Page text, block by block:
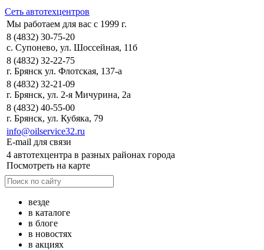
Сеть автотехцентров
Мы работаем для вас с 1999 г.
8 (4832) 30-75-20
с. Супонево, ул. Шоссейная, 11б
8 (4832) 32-22-75
г. Брянск ул. Флотская, 137-а
8 (4832) 32-21-09
г. Брянск, ул. 2-я Мичурина, 2а
8 (4832) 40-55-00
г. Брянск, ул. Кубяка, 79
info@oilservice32.ru
E-mail для связи
4 автотехцентра в разных районах города
Посмотреть на карте
везде
в каталоге
в блоге
в новостях
в акциях